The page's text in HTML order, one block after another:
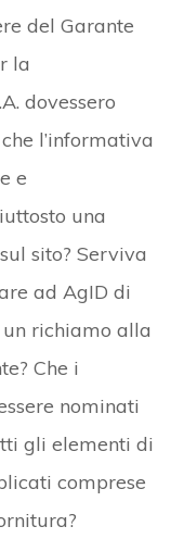
del Garante
la
dovessero
l’informativa
e
una
sito? Serviva
ad AgID di
richiamo alla
Che i
nominati
gli elementi di
comprese